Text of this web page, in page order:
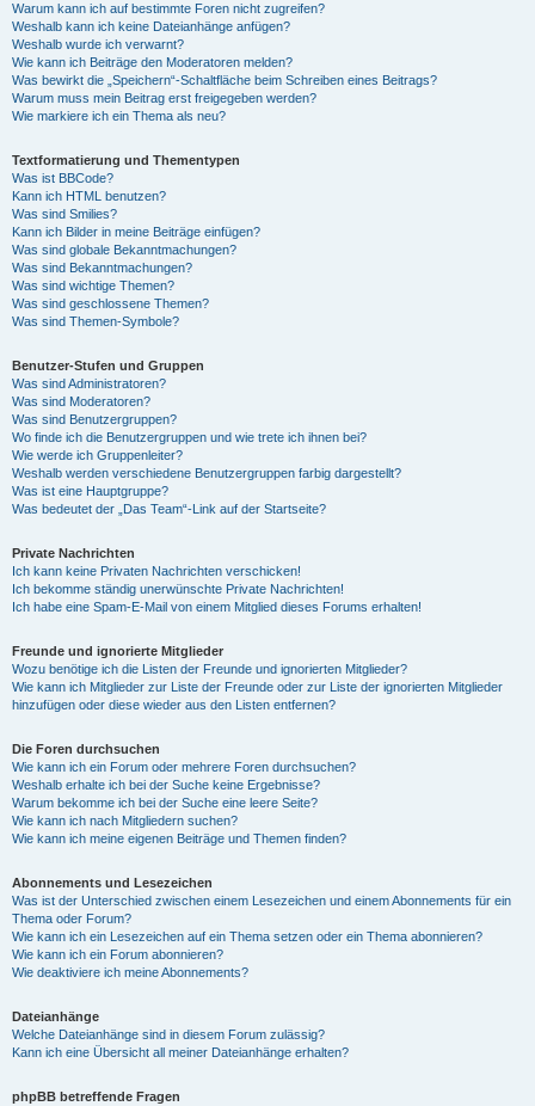
Warum kann ich auf bestimmte Foren nicht zugreifen?
Weshalb kann ich keine Dateianhänge anfügen?
Weshalb wurde ich verwarnt?
Wie kann ich Beiträge den Moderatoren melden?
Was bewirkt die „Speichern“-Schaltfläche beim Schreiben eines Beitrags?
Warum muss mein Beitrag erst freigegeben werden?
Wie markiere ich ein Thema als neu?
Textformatierung und Thementypen
Was ist BBCode?
Kann ich HTML benutzen?
Was sind Smilies?
Kann ich Bilder in meine Beiträge einfügen?
Was sind globale Bekanntmachungen?
Was sind Bekanntmachungen?
Was sind wichtige Themen?
Was sind geschlossene Themen?
Was sind Themen-Symbole?
Benutzer-Stufen und Gruppen
Was sind Administratoren?
Was sind Moderatoren?
Was sind Benutzergruppen?
Wo finde ich die Benutzergruppen und wie trete ich ihnen bei?
Wie werde ich Gruppenleiter?
Weshalb werden verschiedene Benutzergruppen farbig dargestellt?
Was ist eine Hauptgruppe?
Was bedeutet der „Das Team“-Link auf der Startseite?
Private Nachrichten
Ich kann keine Privaten Nachrichten verschicken!
Ich bekomme ständig unerwünschte Private Nachrichten!
Ich habe eine Spam-E-Mail von einem Mitglied dieses Forums erhalten!
Freunde und ignorierte Mitglieder
Wozu benötige ich die Listen der Freunde und ignorierten Mitglieder?
Wie kann ich Mitglieder zur Liste der Freunde oder zur Liste der ignorierten Mitglieder
hinzufügen oder diese wieder aus den Listen entfernen?
Die Foren durchsuchen
Wie kann ich ein Forum oder mehrere Foren durchsuchen?
Weshalb erhalte ich bei der Suche keine Ergebnisse?
Warum bekomme ich bei der Suche eine leere Seite?
Wie kann ich nach Mitgliedern suchen?
Wie kann ich meine eigenen Beiträge und Themen finden?
Abonnements und Lesezeichen
Was ist der Unterschied zwischen einem Lesezeichen und einem Abonnements für ein
Thema oder Forum?
Wie kann ich ein Lesezeichen auf ein Thema setzen oder ein Thema abonnieren?
Wie kann ich ein Forum abonnieren?
Wie deaktiviere ich meine Abonnements?
Dateianhänge
Welche Dateianhänge sind in diesem Forum zulässig?
Kann ich eine Übersicht all meiner Dateianhänge erhalten?
phpBB betreffende Fragen